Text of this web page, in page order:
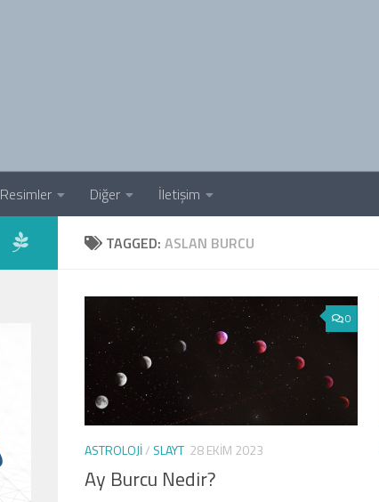
Resimler Diğer İletişim
TAGGED: ASLAN BURCU
0
ASTROLOJI/ SLAYT 28 EKIM 2023
Ay Burcu Nedir?